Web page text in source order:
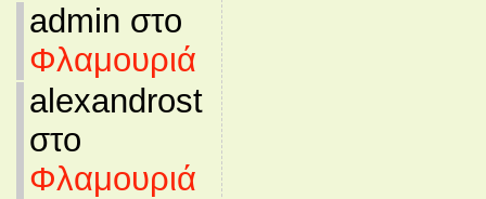
admin στο
Φλαμουριά
alexandrost
στο
Φλαμουριά